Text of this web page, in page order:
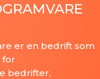
er en bedrift som
for
bedrifter,